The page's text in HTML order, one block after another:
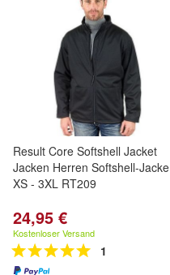
Result Core Softshell Jacket
Jacken Herren Softshell-Jacke
XS - 3XL RT209
24,95 €
Kostenloser Versand
1